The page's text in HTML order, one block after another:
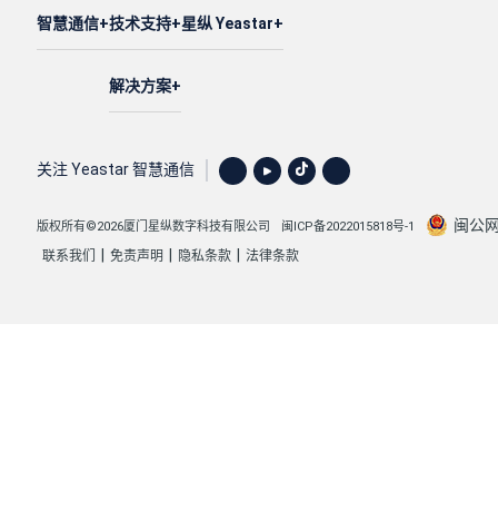
智慧通信 技术支持
解决方案
星纵 Yeastar
关注 Yeastar 智慧通信
版权所有©2026厦门星纵数字科技有限公司 闽ICP备2022015818号-1 闽公
联系我们 免责声明 隐私条款 法律条款